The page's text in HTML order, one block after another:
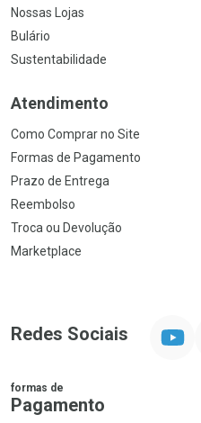
Nossas Lojas
Bulário
Sustentabilidade
Atendimento
Como Comprar no Site
Formas de Pagamento
Prazo de Entrega
Reembolso
Troca ou Devolução
Marketplace
Redes Sociais
formas de
Pagamento